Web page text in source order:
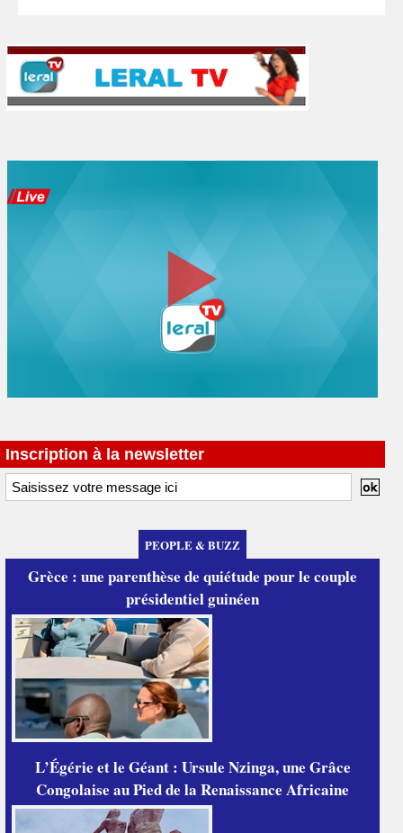
Inscription à la newsletter
PEOPLE & BUZZ
Grèce : une parenthèse de quiétude pour le couple
présidentiel guinéen
L’Égérie et le Géant : Ursule Nzinga, une Grâce
Congolaise au Pied de la Renaissance Africaine